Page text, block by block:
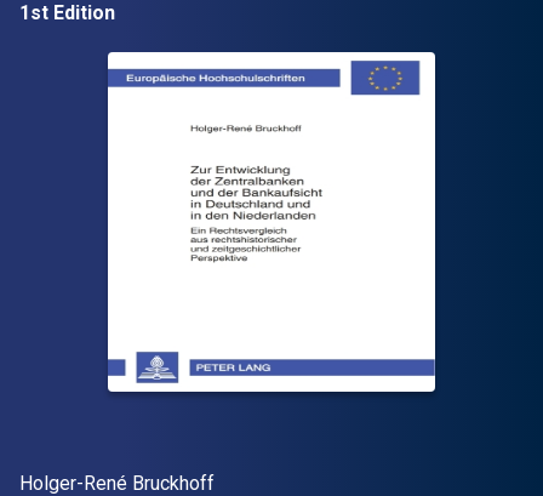
1st Edition
Author(s)
Holger-René Bruckhoff